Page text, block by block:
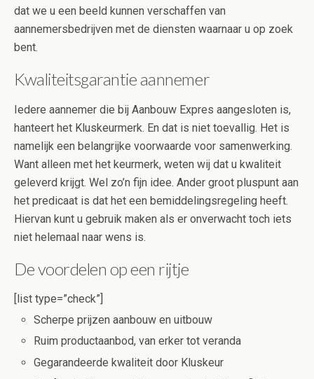
dat we u een beeld kunnen verschaffen van
aannemersbedrijven met de diensten waarnaar u op zoek
bent.
Kwaliteitsgarantie aannemer
Iedere aannemer die bij Aanbouw Expres aangesloten is,
hanteert het Kluskeurmerk. En dat is niet toevallig. Het is
namelijk een belangrijke voorwaarde voor samenwerking.
Want alleen met het keurmerk, weten wij dat u kwaliteit
geleverd krijgt. Wel zo’n fijn idee. Ander groot pluspunt aan
het predicaat is dat het een bemiddelingsregeling heeft.
Hiervan kunt u gebruik maken als er onverwacht toch iets
niet helemaal naar wens is.
De voordelen op een rijtje
[list type=”check”]
Scherpe prijzen aanbouw en uitbouw
Ruim productaanbod, van erker tot veranda
Gegarandeerde kwaliteit door Kluskeur